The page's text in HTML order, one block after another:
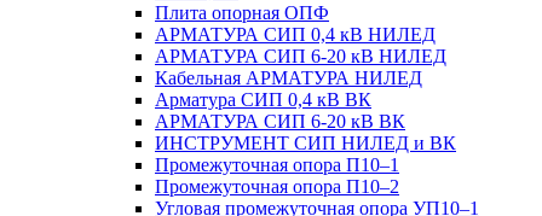
Плита опорная ОПФ
АРМАТУРА СИП 0,4 кВ НИЛЕД
АРМАТУРА СИП 6-20 кВ НИЛЕД
Кабельная АРМАТУРА НИЛЕД
Арматура СИП 0,4 кВ ВК
АРМАТУРА СИП 6-20 кВ ВК
ИНСТРУМЕНТ СИП НИЛЕД и ВК
Промежуточная опора П10–1
Промежуточная опора П10–2
Угловая промежуточная опора УП10–1